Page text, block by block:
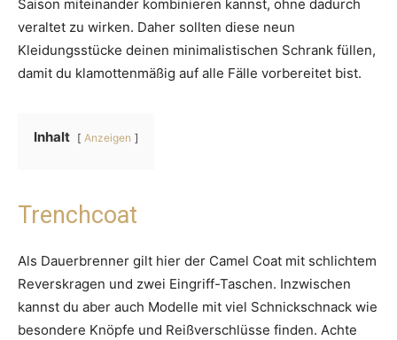
Saison miteinander kombinieren kannst, ohne dadurch
veraltet zu wirken. Daher sollten diese neun
Kleidungsstücke deinen minimalistischen Schrank füllen,
damit du klamottenmäßig auf alle Fälle vorbereitet bist.
Inhalt Anzeigen
Trenchcoat
Als Dauerbrenner gilt hier der Camel Coat mit schlichtem
Reverskragen und zwei Eingriff-Taschen. Inzwischen
kannst du aber auch Modelle mit viel Schnickschnack wie
besondere Knöpfe und Reißverschlüsse finden. Achte